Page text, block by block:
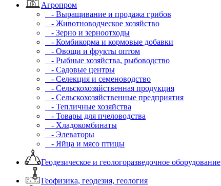
Агропром
- Выращивание и продажа грибов
- Животноводческое хозяйство
- Зерно и зерноотходы
- Комбикорма и кормовые добавки
- Овощи и фрукты оптом
- Рыбные хозяйства, рыбоводство
- Садовые центры
- Селекция и семеноводство
- Сельскохозяйственная продукция
- Сельскохозяйственные предприятия
- Тепличные хозяйства
- Товары для пчеловодства
- Хладокомбинаты
- Элеваторы
- Яйца и мясо птицы
Геодезическое и геологоразведочное оборудование
Геофизика, геодезия, геология